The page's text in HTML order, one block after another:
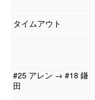
タイムアウト
#25 アレン → #18 鎌
田